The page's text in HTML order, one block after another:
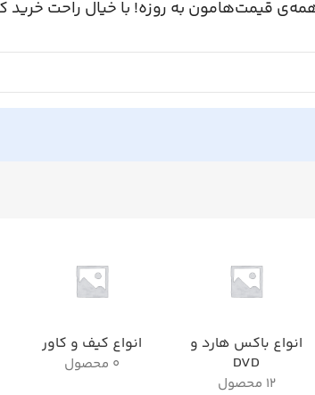
قیمت‌هامون به روزه! با خیال راحت خرید
انواع باکس هارد و
DVD
12 محصول
انواع کیف و کاور
0 محصول